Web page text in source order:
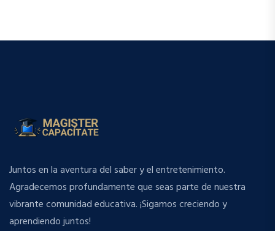
Juntos en la aventura del saber y el entretenimiento.
Agradecemos profundamente que seas parte de nuestra
vibrante comunidad educativa. ¡Sigamos creciendo y
aprendiendo juntos!